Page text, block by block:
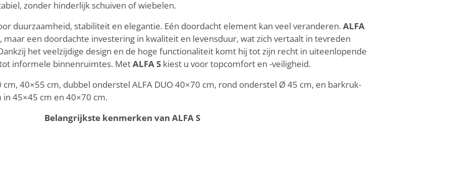
zonder hinderlijk schuiven of wiebelen.
duurzaamheid, stabiliteit en elegantie. Eén doordacht element kan veel veranderen. ALFA
een doordachte investering in kwaliteit en levensduur, wat zich vertaalt in tevreden
het veelzijdige design en de hoge functionaliteit komt hij tot zijn recht in uiteenlopende
informele binnenruimtes. MetALFA S kiest u voor topcomfort en -veiligheid.
40×55 cm, dubbel onderstel ALFA DUO 40×70 cm, rond onderstel Ø 45 cm, en barkruk-
45×45 cm en 40×70 cm.
Belangrijkste kenmerken van ALFA S